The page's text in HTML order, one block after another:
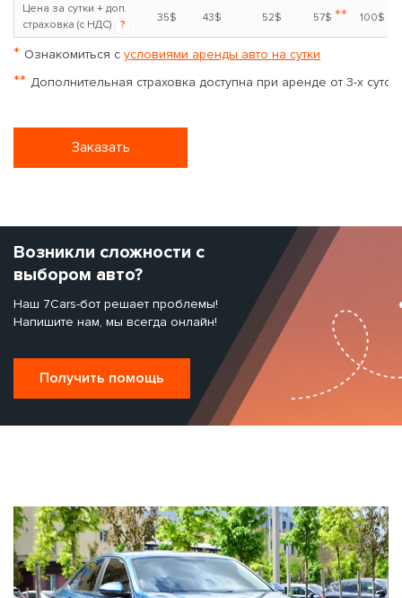
Цена за сутки + доп.
страховка (с НДС)
?
35$ 43$ 52$ 57$ ** 100$
* Ознакомиться с условиями аренды авто на сутки
** Дополнительная страховка доступна при аренде от 3-х суток
Заказать
Возникли сложности с
выбором авто?
Наш 7Cars-бот решает проблемы!
Напишите нам, мы всегда онлайн!
Получить помощь